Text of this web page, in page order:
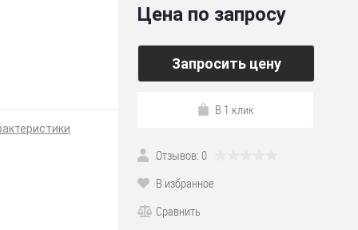
Цена по запросу
Запросить цену
В 1 клик
Отзывов: 0
В избранное
Сравнить